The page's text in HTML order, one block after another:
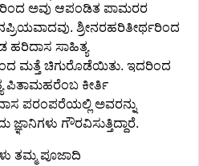
ಅವು ಆಪಂಡಿತ ಪಾಮರರ
ಶ್ರೀನರಹರಿತೀರ್ಥರಿಂದ
ಹರಿದಾಸ ಸಾಹಿತ್ಯ
ಮತ್ತೆ ಚಿಗುರೊಡೆಯಿತು. ಇದರಿಂದ
ಪಿತಾಮಹರೆಂಬ ಕೀರ್ತಿ
ಪರಂಪರೆಯಲ್ಲಿ ಅವರನ್ನು
ಗೌರವಿಸುತ್ತಿದ್ದಾರೆ.
ತಮ್ಮ ಪೂಜಾದಿ